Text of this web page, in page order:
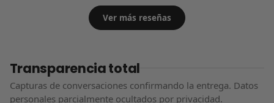
Ver más reseñas
Transparencia total
Capturas de conversaciones confirmando la entrega. Datos
personales parcialmente ocultados por privacidad.